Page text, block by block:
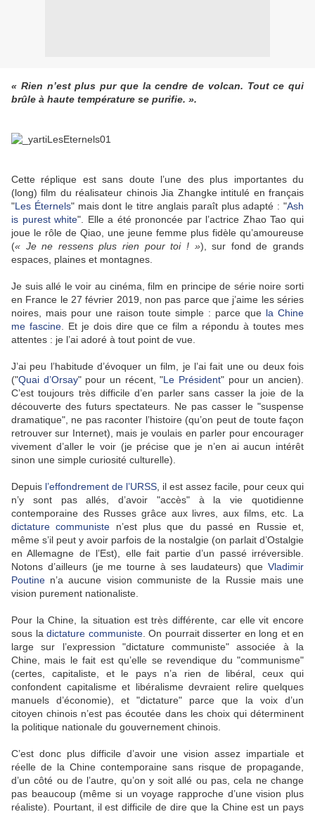
« Rien n’est plus pur que la cendre de volcan. Tout ce qui
brûle à haute température se purifie. ».
Cette réplique est sans doute l’une des plus importantes du
(long) film du réalisateur chinois Jia Zhangke intitulé en français
"Les Éternels" mais dont le titre anglais paraît plus adapté : "Ash
is purest white". Elle a été prononcée par l’actrice Zhao Tao qui
joue le rôle de Qiao, une jeune femme plus fidèle qu’amoureuse
(« Je ne ressens plus rien pour toi ! »), sur fond de grands
espaces, plaines et montagnes.
Je suis allé le voir au cinéma, film en principe de série noire sorti
en France le 27 février 2019, non pas parce que j’aime les séries
noires, mais pour une raison toute simple : parce que la Chine
me fascine. Et je dois dire que ce film a répondu à toutes mes
attentes : je l’ai adoré à tout point de vue.
J’ai peu l’habitude d’évoquer un film, je l’ai fait une ou deux fois
("Quai d’Orsay" pour un récent, "Le Président" pour un ancien).
C’est toujours très difficile d’en parler sans casser la joie de la
découverte des futurs spectateurs. Ne pas casser le "suspense
dramatique", ne pas raconter l’histoire (qu’on peut de toute façon
retrouver sur Internet), mais je voulais en parler pour encourager
vivement d’aller le voir (je précise que je n’en ai aucun intérêt
sinon une simple curiosité culturelle).
Depuis l’effondrement de l’URSS , il est assez facile, pour ceux qui
n’y sont pas allés, d’avoir "accès" à la vie quotidienne
contemporaine des Russes grâce aux livres, aux films, etc. La
dictature communiste n’est plus que du passé en Russie et,
même s’il peut y avoir parfois de la nostalgie (on parlait d’Ostalgie
en Allemagne de l’Est), elle fait partie d’un passé irréversible.
Notons d’ailleurs (je me tourne à ses laudateurs) que Vladimir
Poutine n’a aucune vision communiste de la Russie mais une
vision purement nationaliste.
Pour la Chine, la situation est très différente, car elle vit encore
sous la dictature communiste. On pourrait disserter en long et en
large sur l’expression "dictature communiste" associée à la
Chine, mais le fait est qu’elle se revendique du "communisme"
(certes, capitaliste, et le pays n’a rien de libéral, ceux qui
confondent capitalisme et libéralisme devraient relire quelques
manuels d’économie), et "dictature" parce que la voix d’un
citoyen chinois n’est pas écoutée dans les choix qui déterminent
la politique nationale du gouvernement chinois.
C’est donc plus difficile d’avoir une vision assez impartiale et
réelle de la Chine contemporaine sans risque de propagande,
d’un côté ou de l’autre, qu’on y soit allé ou pas, cela ne change
pas beaucoup (même si un voyage rapproche d’une vision plus
réaliste). Pourtant, il est difficile de dire que la Chine est un pays